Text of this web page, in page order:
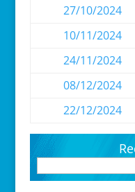
27/10/2024
10/11/2024
24/11/2024
08/12/2024
22/12/2024